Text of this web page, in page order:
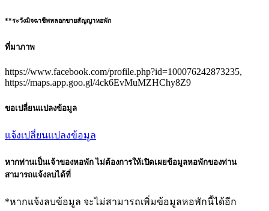
**ระวังมิจฉาชีพหลอกขายสัญญาหอพัก
ที่มาภาพ
https://www.facebook.com/profile.php?id=100076242873235,
https://maps.app.goo.gl/4ck6EvMuMZHChy8Z9
ขอเปลี่ยนแปลงข้อมูล
แจ้งเปลี่ยนแปลงข้อมูล
หากท่านเป็นเจ้าของหอพัก ไม่ต้องการให้เปิดเผยข้อมูลหอพักของท่าน
สามารถแจ้งลบได้ที่
*หากแจ้งลบข้อมูล จะไม่สามารถเพิ่มข้อมูลหอพักนี้ได้อีก